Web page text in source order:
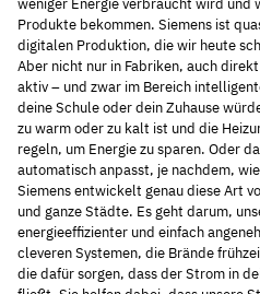
Produkte bekommen. Siemens ist
digitalen Produktion, die wir heute
Aber nicht nur in Fabriken, auch
aktiv – und zwar im Bereich
deine Schule oder dein Zuhause
zu warm oder zu kalt ist und die
regeln, um Energie zu sparen. Oder
automatisch anpasst, je nachdem,
Siemens entwickelt genau diese Art
und ganze Städte. Es geht darum,
energieeffizienter und einfach
cleveren Systemen, die Brände
die dafür sorgen, dass der Strom in